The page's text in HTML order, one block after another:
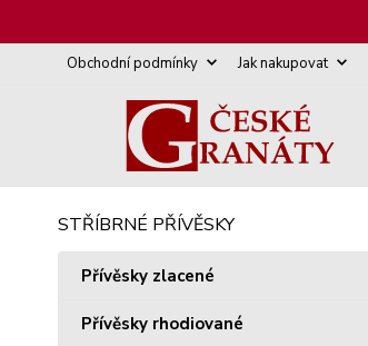
Obchodní podmínky Jak nakupovat
STŘÍBRNÉ PŘÍVĚSKY
Přívěsky zlacené
Přívěsky rhodiované